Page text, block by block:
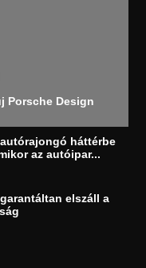
Porsche Design
háttérbe
az autóipar...
elszáll a